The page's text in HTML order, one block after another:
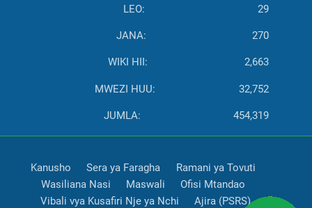
LEO: 29
JANA: 270
WIKI HII: 2,663
MWEZI HUU: 32,752
JUMLA: 454,319
Kanusho Sera ya Faragha
Ramani ya Tovuti
Wasiliana Nasi
Maswali
Ofisi Mtandao
Vibali vya Kusafiri Nje ya Nchi
Ajira (PSRS)